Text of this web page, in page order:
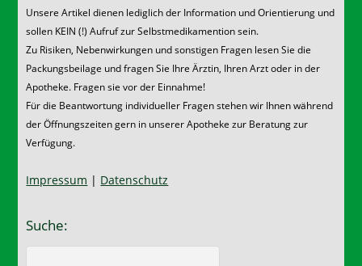
Unsere Artikel dienen lediglich der Information und Orientierung und
sollen KEIN (!) Aufruf zur Selbstmedikamention sein.
Zu Risiken, Nebenwirkungen und sonstigen Fragen lesen Sie die
Packungsbeilage und fragen Sie Ihre Ärztin, Ihren Arzt oder in der
Apotheke. Fragen sie vor der Einnahme!
Für die Beantwortung individueller Fragen stehen wir Ihnen während
der Öffnungszeiten gern in unserer Apotheke zur Beratung zur
Verfügung.
Impressum | Datenschutz
Suche: